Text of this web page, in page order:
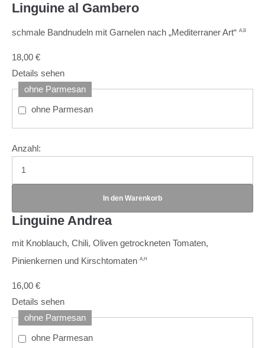
Linguine al Gambero
schmale Bandnudeln mit Garnelen nach „Mediterraner Art“ A,B
18,00 €
Details sehen
ohne Parmesan
ohne Parmesan
Anzahl:
Linguine Andrea
mit Knoblauch, Chili, Oliven getrockneten Tomaten,
Pinienkernen und Kirschtomaten A,H
16,00 €
Details sehen
ohne Parmesan
ohne Parmesan